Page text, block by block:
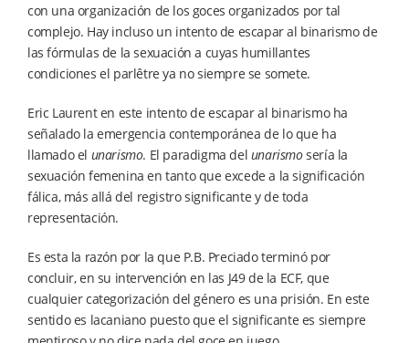
con una organización de los goces organizados por tal
complejo. Hay incluso un intento de escapar al binarismo de
las fórmulas de la sexuación a cuyas humillantes
condiciones el parlêtre ya no siempre se somete.
Eric Laurent en este intento de escapar al binarismo ha
señalado la emergencia contemporánea de lo que ha
llamado el unarismo. El paradigma del unarismosería la
sexuación femenina en tanto que excede a la significación
fálica, más allá del registro significante y de toda
representación.
Es esta la razón por la que P.B. Preciado terminó por
concluir, en su intervención en las J49 de la ECF, que
cualquier categorización del género es una prisión. En este
sentido es lacaniano puesto que el significante es siempre